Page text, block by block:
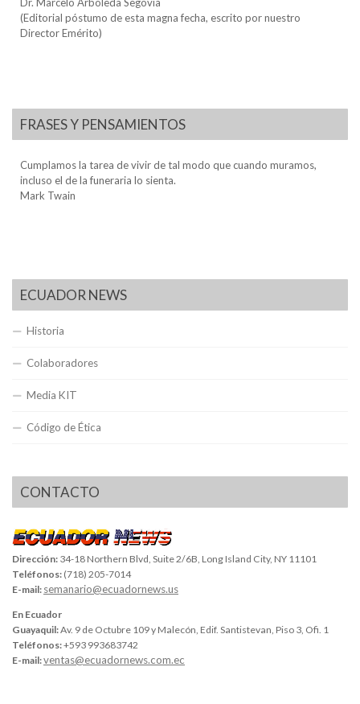
(Editorial póstumo de esta magna fecha, escrito por nuestro
Director Emérito)
FRASES Y PENSAMIENTOS
Cumplamos la tarea de vivir de tal modo que cuando muramos,
incluso el de la funeraria lo sienta.
Mark Twain
ECUADOR NEWS
Historia
Colaboradores
Media KIT
Código de Ética
CONTACTO
Dirección: 34-18 Northern Blvd, Suite 2/6B, Long Island City, NY 11101
Teléfonos: (718) 205-7014
E-mail: semanario@ecuadornews.us
En Ecuador
Guayaquil:Av. 9 de Octubre 109 y Malecón, Edif. Santistevan, Piso 3, Ofi. 1
Teléfonos:+593 993683742
E-mail:ventas@ecuadornews.com.ec